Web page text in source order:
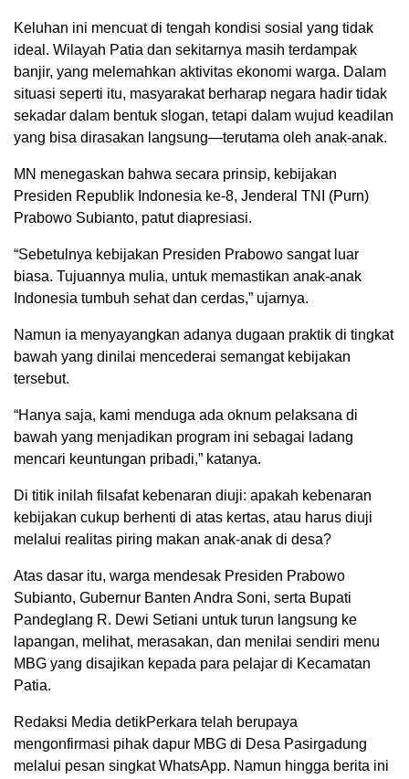
Keluhan ini mencuat di tengah kondisi sosial yang tidak
ideal. Wilayah Patia dan sekitarnya masih terdampak
banjir, yang melemahkan aktivitas ekonomi warga. Dalam
situasi seperti itu, masyarakat berharap negara hadir tidak
sekadar dalam bentuk slogan, tetapi dalam wujud keadilan
yang bisa dirasakan langsung—terutama oleh anak-anak.
MN menegaskan bahwa secara prinsip, kebijakan
Presiden Republik Indonesia ke-8, Jenderal TNI (Purn)
Prabowo Subianto, patut diapresiasi.
“Sebetulnya kebijakan Presiden Prabowo sangat luar
biasa. Tujuannya mulia, untuk memastikan anak-anak
Indonesia tumbuh sehat dan cerdas,” ujarnya.
Namun ia menyayangkan adanya dugaan praktik di tingkat
bawah yang dinilai mencederai semangat kebijakan
tersebut.
“Hanya saja, kami menduga ada oknum pelaksana di
bawah yang menjadikan program ini sebagai ladang
mencari keuntungan pribadi,” katanya.
Di titik inilah filsafat kebenaran diuji: apakah kebenaran
kebijakan cukup berhenti di atas kertas, atau harus diuji
melalui realitas piring makan anak-anak di desa?
Atas dasar itu, warga mendesak Presiden Prabowo
Subianto, Gubernur Banten Andra Soni, serta Bupati
Pandeglang R. Dewi Setiani untuk turun langsung ke
lapangan, melihat, merasakan, dan menilai sendiri menu
MBG yang disajikan kepada para pelajar di Kecamatan
Patia.
Redaksi Media detikPerkara telah berupaya
mengonfirmasi pihak dapur MBG di Desa Pasirgadung
melalui pesan singkat WhatsApp. Namun hingga berita ini